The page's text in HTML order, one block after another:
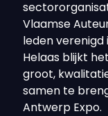
Vlaamse
leden verenigd
Helaas blijkt
groot,
samen te
Antwerp Expo.